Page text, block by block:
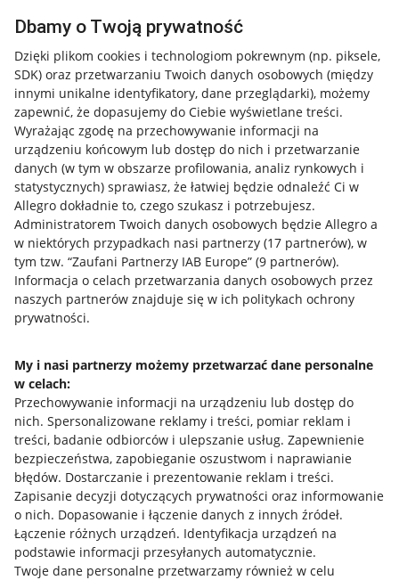
Dbamy o Twoją prywatność
Dzięki plikom cookies i technologiom pokrewnym (np. piksele,
SDK) oraz przetwarzaniu Twoich danych osobowych (między
innymi unikalne identyfikatory, dane przeglądarki), możemy
zapewnić, że dopasujemy do Ciebie wyświetlane treści.
Wyrażając zgodę na przechowywanie informacji na
urządzeniu końcowym lub dostęp do nich i przetwarzanie
danych (w tym w obszarze profilowania, analiz rynkowych i
statystycznych) sprawiasz, że łatwiej będzie odnaleźć Ci w
Allegro dokładnie to, czego szukasz i potrzebujesz.
Administratorem Twoich danych osobowych będzie Allegro a
w niektórych przypadkach nasi partnerzy (17 partnerów), w
tym tzw. “Zaufani Partnerzy IAB Europe” (9 partnerów).
Informacja o celach przetwarzania danych osobowych przez
naszych partnerów znajduje się w ich politykach ochrony
prywatności.
My i nasi partnerzy możemy przetwarzać dane personalne
w celach:
Przechowywanie informacji na urządzeniu lub dostęp do
nich. Spersonalizowane reklamy i treści, pomiar reklam i
treści, badanie odbiorców i ulepszanie usług. Zapewnienie
bezpieczeństwa, zapobieganie oszustwom i naprawianie
błędów. Dostarczanie i prezentowanie reklam i treści.
Zapisanie decyzji dotyczących prywatności oraz informowanie
o nich. Dopasowanie i łączenie danych z innych źródeł.
Łączenie różnych urządzeń. Identyfikacja urządzeń na
podstawie informacji przesyłanych automatycznie.
Twoje dane personalne przetwarzamy również w celu
Przydatne informacje
Jak to działa
Allegro Gadane dla sprzedających
Allegro Gadane dla kupujących
Mapa miejscowości
Informacje prawne
Regulamin
Polityka plików "cookies"